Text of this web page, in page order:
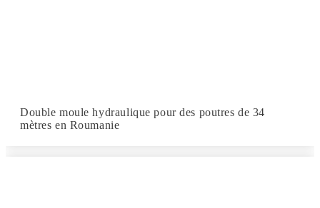
Double moule hydraulique pour des poutres de 34
mètres en Roumanie